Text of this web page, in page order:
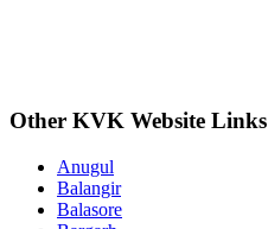
Other KVK Website Links
Anugul
Balangir
Balasore